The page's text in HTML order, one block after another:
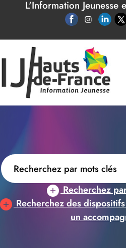
Panneau de gestion des cookies
L'Information Jeunesse
Recherchez
Recherchez des
un